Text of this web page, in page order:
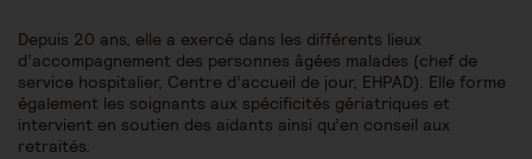
Depuis 20 ans, elle a exercé dans les différents lieux
d’accompagnement des personnes âgées malades (chef de
service hospitalier, Centre d’accueil de jour, EHPAD). Elle forme
également les soignants aux spécificités gériatriques et
intervient en soutien des aidants ainsi qu’en conseil aux
retraités.